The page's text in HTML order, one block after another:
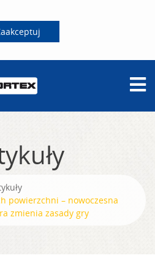
powierzchni – nowoczesna
zmienia zasady gry